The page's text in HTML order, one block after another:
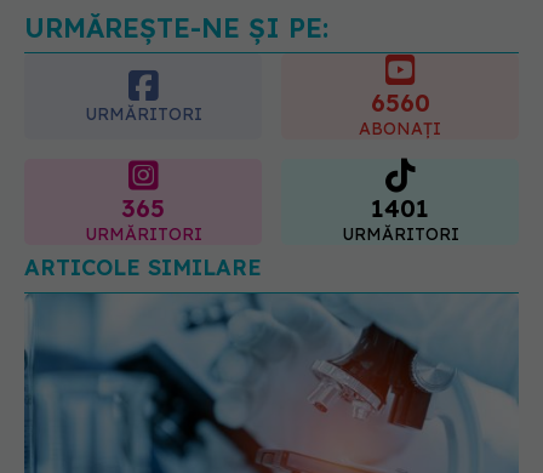
URMĂREȘTE-NE ȘI PE:
URMĂRITORI 6560
ABONAȚI
365
URMĂRITORI
1401
URMĂRITORI
ARTICOLE SIMILARE